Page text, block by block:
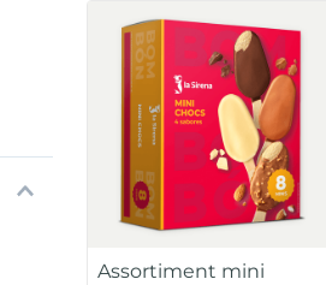
Assortiment mini